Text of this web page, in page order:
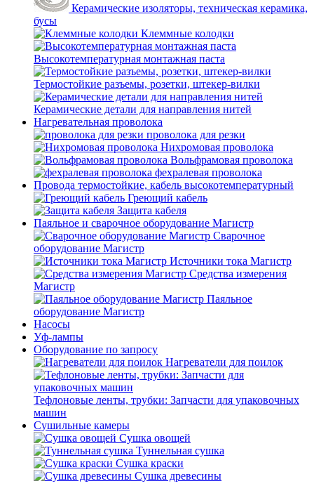
Керамические изоляторы, техническая керамика,
бусы
Клеммные колодки
Высокотемпературная монтажная паста
Термостойкие разъемы, розетки, штекер-вилки
Керамические детали для направления нитей
Нагревательная проволока
проволока для резки
Нихромовая проволока
Вольфрамовая проволока
фехралевая проволока
Провода термостойкие, кабель высокотемпературный
Греющий кабель
Защита кабеля
Паяльное и сварочное оборудование Магистр
Сварочное
оборудование Магистр
Источники тока Магистр
Средства измерения
Магистр
Паяльное
оборудование Магистр
Насосы
Уф-лампы
Оборудование по запросу
Нагреватели для поилок
Тефлоновые ленты, трубки: Запчасти для упаковочных
машин
Сушильные камеры
Сушка овощей
Туннельная сушка
Сушка краски
Сушка древесины